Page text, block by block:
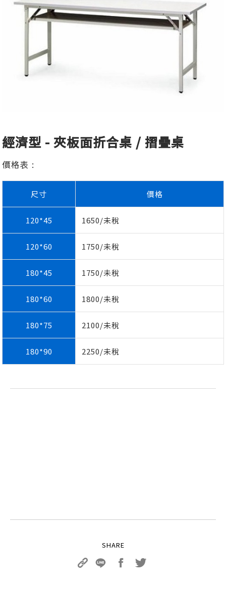
經濟型 - 夾板面折合桌 / 摺疊桌
價格表 :
尺寸 價格
120*45 1650/未稅
120*60 1750/未稅
180*45 1750/未稅
180*60 1800/未稅
180*75 2100/未稅
180*90 2250/未稅